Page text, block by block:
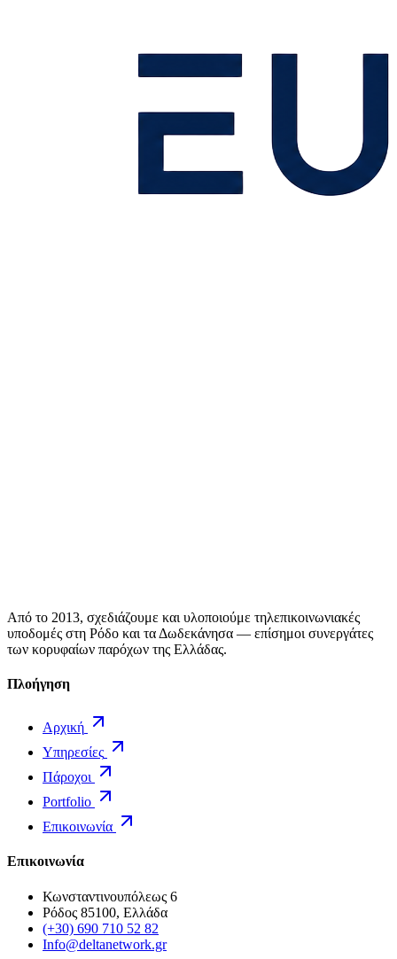
Από το 2013, σχεδιάζουμε και υλοποιούμε τηλεπικοινωνιακές
υποδομές στη Ρόδο και τα Δωδεκάνησα — επίσημοι συνεργάτες
των κορυφαίων παρόχων της Ελλάδας.
Πλοήγηση
Αρχική
Υπηρεσίες
Πάροχοι
Portfolio
Επικοινωνία
Επικοινωνία
Κωνσταντινουπόλεως 6
Ρόδος 85100, Ελλάδα
(+30) 690 710 52 82
Info@deltanetwork.gr